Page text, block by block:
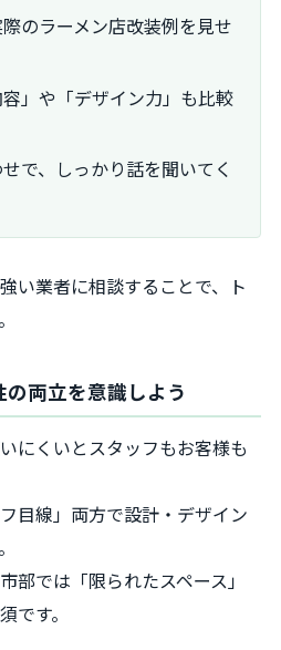
のラーメン店改装例を見せ
」や「デザイン力」も比較
で、しっかり話を聞いてく
い業者に相談することで、ト
両立を意識しよう
にくいとスタッフもお客様も
目線」両方で設計・デザイン
部では「限られたスペース」
です。